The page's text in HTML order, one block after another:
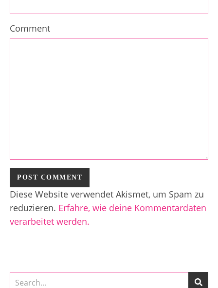
Comment
Diese Website verwendet Akismet, um Spam zu
reduzieren. Erfahre, wie deine Kommentardaten
verarbeitet werden.